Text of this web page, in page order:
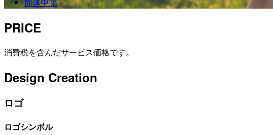
PRICE
消費税を含んだサービス価格です。
Design Creation
ロゴ
ロゴシンボル